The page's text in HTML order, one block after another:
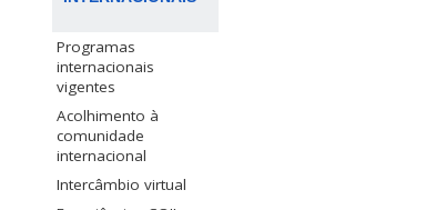
Programas
internacionais
vigentes
Acolhimento à
comunidade
internacional
Intercâmbio virtual